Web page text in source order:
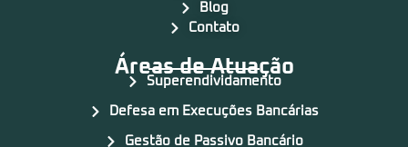
Blog
Contato
Áreas de Atuação
Superendividamento
Defesa em Execuções Bancárias
Gestão de Passivo Bancário